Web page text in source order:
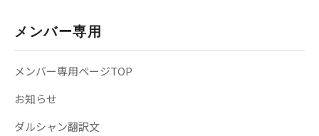
メンバー専用
メンバー専用ページTOP
お知らせ
ダルシャン翻訳文